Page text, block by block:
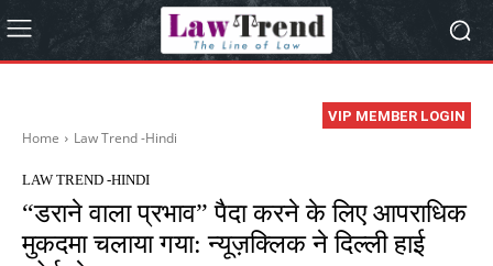
VIP MEMBER LOGIN
Home Law Trend -Hindi
LAW TREND -HINDI
“डराने वाला प्रभाव” पैदा करने के लिए आपराधिक
मुकदमा चलाया गया: न्यूज़क्लिक ने दिल्ली हाई